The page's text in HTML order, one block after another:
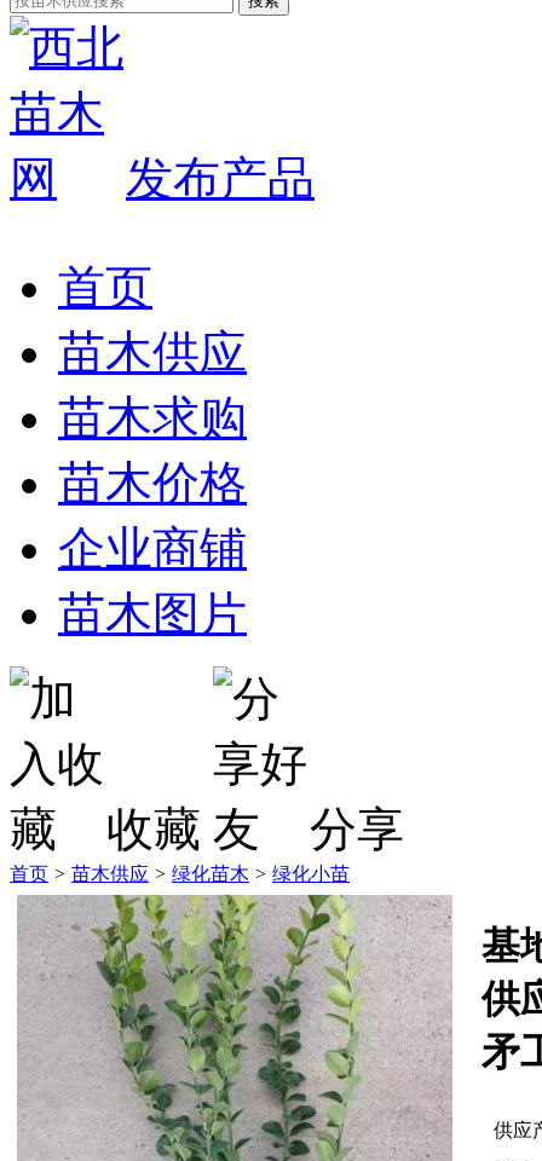
发布产品
首页
苗木供应
苗木求购
苗木价格
企业商铺
苗木图片
收藏 分享
首页 > 苗木供应 > 绿化苗木 > 绿化小苗
基
供
矛
供应